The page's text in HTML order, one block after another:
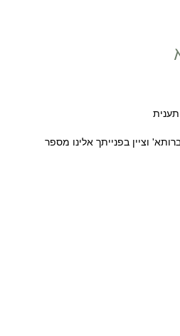
וציין בפנייתך אלינו מספר